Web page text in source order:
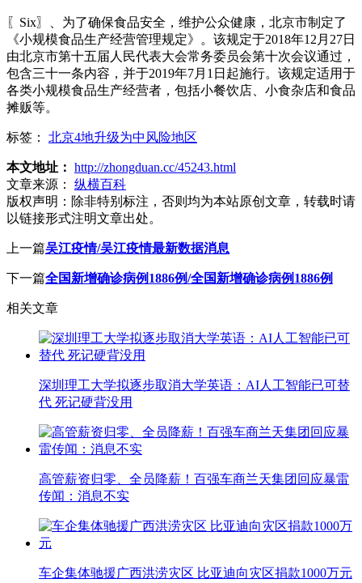
〖Six〗、为了确保食品安全，维护公众健康，北京市制定了
《小规模食品生产经营管理规定》。该规定于2018年12月27日
由北京市第十五届人民代表大会常务委员会第十次会议通过，
包含三十一条内容，并于2019年7月1日起施行。该规定适用于
各类小规模食品生产经营者，包括小餐饮店、小食杂店和食品
摊贩等。
标签： 北京4地升级为中风险地区
本文地址： http://zhongduan.cc/45243.html
文章来源：
纵横百科
版权声明： 除非特别标注，否则均为本站原创文章，转载时请
以链接形式注明文章出处。
上一篇吴江疫情/吴江疫情最新数据消息
下一篇全国新增确诊病例1886例/全国新增确诊病例1886例
相关文章
深圳理工大学拟逐步取消大学英语：AI人工智能已可替
代 死记硬背没用
高管薪资归零、全员降薪！百强车商兰天集团回应暴雷
传闻：消息不实
车企集体驰援广西洪涝灾区 比亚迪向灾区捐款1000万元